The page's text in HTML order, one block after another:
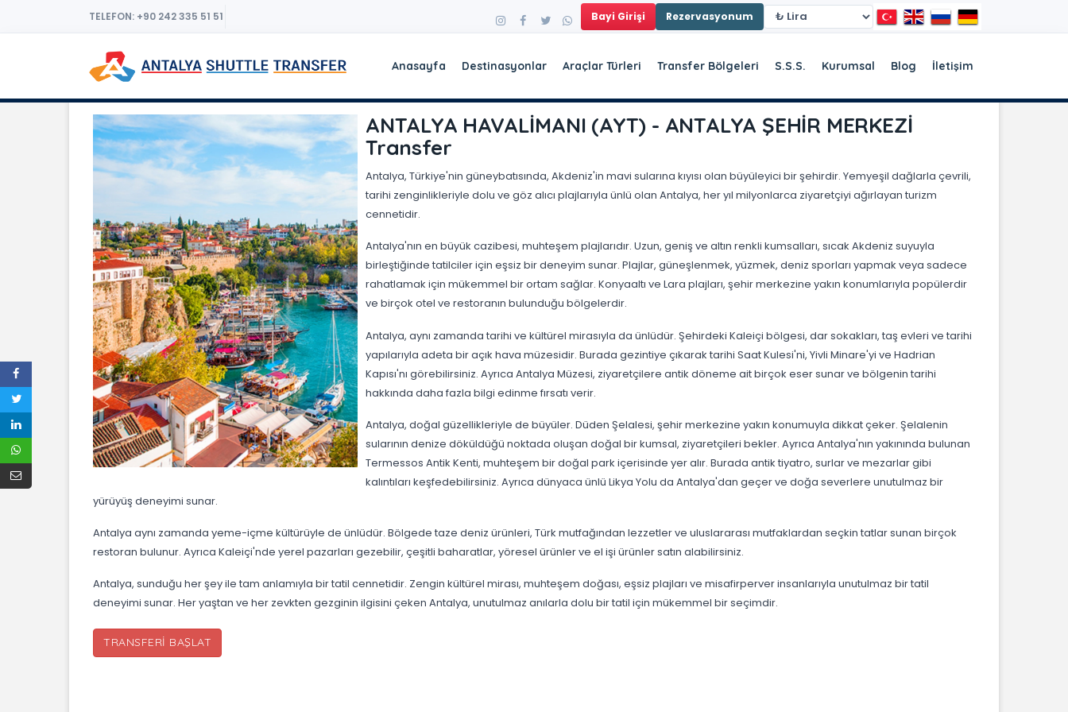
TELEFON: +90 242 335 51 51 Bayi Girişi Rezervasyonum
Anasayfa Destinasyonlar Araçlar Türleri Transfer Bölgeleri S.S.S. Kurumsal Blog İletişim
ANTALYA HAVALİMANI (AYT) - ANTALYA ŞEHİR MERKEZİ
Transfer
Antalya, Türkiye'nin güneybatısında, Akdeniz'in mavi sularına kıyısı olan büyüleyici bir şehirdir. Yemyeşil dağlarla çevrili,
tarihi zenginlikleriyle dolu ve göz alıcı plajlarıyla ünlü olan Antalya, her yıl milyonlarca ziyaretçiyi ağırlayan turizm
cennetidir.
Antalya'nın en büyük cazibesi, muhteşem plajlarıdır. Uzun, geniş ve altın renkli kumsalları, sıcak Akdeniz suyuyla
birleştiğinde tatilciler için eşsiz bir deneyim sunar. Plajlar, güneşlenmek, yüzmek, deniz sporları yapmak veya sadece
rahatlamak için mükemmel bir ortam sağlar. Konyaaltı ve Lara plajları, şehir merkezine yakın konumlarıyla popülerdir
ve birçok otel ve restoranın bulunduğu bölgelerdir.
Antalya, aynı zamanda tarihi ve kültürel mirasıyla da ünlüdür. Şehirdeki Kaleiçi bölgesi, dar sokakları, taş evleri ve tarihi
yapılarıyla adeta bir açık hava müzesidir. Burada gezintiye çıkarak tarihi Saat Kulesi'ni, Yivli Minare'yi ve Hadrian
Kapısı'nı görebilirsiniz. Ayrıca Antalya Müzesi, ziyaretçilere antik döneme ait birçok eser sunar ve bölgenin tarihi
hakkında daha fazla bilgi edinme fırsatı verir.
Antalya, doğal güzellikleriyle de büyüler. Düden Şelalesi, şehir merkezine yakın konumuyla dikkat çeker. Şelalenin
sularının denize döküldüğü noktada oluşan doğal bir kumsal, ziyaretçileri bekler. Ayrıca Antalya'nın yakınında bulunan
Termessos Antik Kenti, muhteşem bir doğal park içerisinde yer alır. Burada antik tiyatro, surlar ve mezarlar gibi
kalıntıları keşfedebilirsiniz. Ayrıca dünyaca ünlü Likya Yolu da Antalya'dan geçer ve doğa severlere unutulmaz bir
yürüyüş deneyimi sunar.
Antalya aynı zamanda yeme-içme kültürüyle de ünlüdür. Bölgede taze deniz ürünleri, Türk mutfağından lezzetler ve uluslararası mutfaklardan seçkin tatlar sunan birçok
restoran bulunur. Ayrıca Kaleiçi'nde yerel pazarları gezebilir, çeşitli baharatlar, yöresel ürünler ve el işi ürünler satın alabilirsiniz.
Antalya, sunduğu her şey ile tam anlamıyla bir tatil cennetidir. Zengin kültürel mirası, muhteşem doğası, eşsiz plajları ve misafirperver insanlarıyla unutulmaz bir tatil
deneyimi sunar. Her yaştan ve her zevkten gezginin ilgisini çeken Antalya, unutulmaz anılarla dolu bir tatil için mükemmel bir seçimdir.
TRANSFERI BAŞLAT